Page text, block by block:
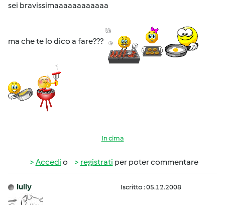
sei bravissimaaaaaaaaaaaa
ma che te lo dico a fare???
In cima
Accedi o registrati per poter commentare
lully Iscritto : 05.12.2008